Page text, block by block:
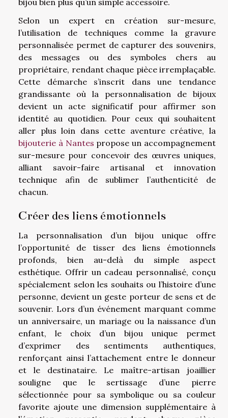
Selon un expert en création sur-mesure,
l’utilisation de techniques comme la gravure
personnalisée permet de capturer des souvenirs,
des messages ou des symboles chers au
propriétaire, rendant chaque pièce irremplaçable.
Cette démarche s’inscrit dans une tendance
grandissante où la personnalisation de bijoux
devient un acte significatif pour affirmer son
identité au quotidien. Pour ceux qui souhaitent
aller plus loin dans cette aventure créative, la
bijouterie à Nantes propose un accompagnement
sur-mesure pour concevoir des œuvres uniques,
alliant savoir-faire artisanal et innovation
technique afin de sublimer l’authenticité de
chacun.
Créer des liens émotionnels
La personnalisation d’un bijou unique offre
l’opportunité de tisser des liens émotionnels
profonds, bien au-delà du simple aspect
esthétique. Offrir un cadeau personnalisé, conçu
spécialement selon les souhaits ou l’histoire d’une
personne, devient un geste porteur de sens et de
souvenir. Lors d’un événement marquant comme
un anniversaire, un mariage ou la naissance d’un
enfant, le choix d’un bijou unique permet
d’exprimer des sentiments authentiques,
renforçant ainsi l’attachement entre le donneur
et le destinataire. Le maître-artisan joaillier
souligne que le sertissage d’une pierre
sélectionnée pour sa symbolique ou sa couleur
favorite ajoute une dimension supplémentaire à